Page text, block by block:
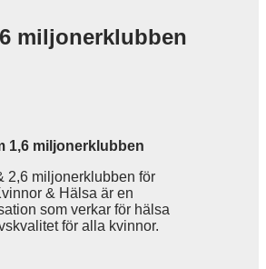
miljonerklubben
1,6 miljonerklubben
2,6 miljonerklubben för
& Hälsa är en
som verkar för hälsa
för alla kvinnor.